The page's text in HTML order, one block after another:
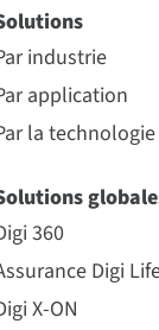
industrie
application
la technologie
360
Digi
X-ON